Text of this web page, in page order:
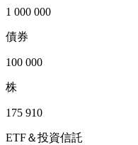
1 000 000
債券
100 000
株
175 910
ETF＆投資信託